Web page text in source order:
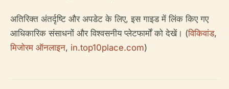
अतिरिक्त अंतर्दृष्टि और अपडेट के लिए, इस गाइड में लिंक किए गए
आधिकारिक संसाधनों और विश्वसनीय प्लेटफार्मों को देखें। (विकिवांड,
मिजोरम ऑनलाइन, in.top10place.com)